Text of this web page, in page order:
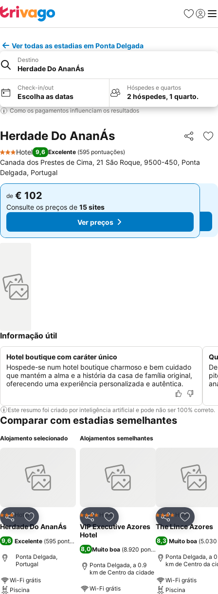
Favoritos
Iniciar
Ver todas as estadias em Ponta Delgada
Destino
Herdade Do AnanÁs
Check-in/out
Escolha as datas
Hóspedes e quartos
2 hóspedes, 1 quarto.
Como os pagamentos influenciam os resultados
Herdade Do AnanÁs Partilhar
3 Estrelas
Hotel 9,6 Excelente (595 pontuações)
Canada dos Prestes de Cima, 21 São Roque, 9500-450, Ponta
Delgada, Portugal
de € 102
Consulte os preços de 15 sites
Ver preços
de € 102
Consulte os preços de 15 sites
Ver preços
Informação útil
Hotel boutique com caráter único
Hospede-se num hotel boutique charmoso e bem cuidado
que mantém a alma e a história da casa de família original,
oferecendo uma experiência personalizada e autêntica.
Este resumo foi criado por inteligência artificial e pode não ser 100% correto.
Comparar com estadias semelhantes
Alojamento selecionado
PartilharAdicionar aos favoritos
3 Estrelas
Hotel
Herdade Do AnanÁs
9,6 Excelente (595 pontuações
Ponta Delgada,
Portugal
Wi-Fi grátis
Piscina
Alojamentos semelhantes
PartilharAdicionar aos favoritos
4 EstrelasHotel
VIP Executive Azores
Hotel
8,0Muito boa (8.920 pontuações
Ponta Delgada, a 0.9
km de Centro da cidade
Wi-Fi grátis
Partilhar
4 EstrelasHotel
The Lince Azores
8,3 Muito boa (5.030
Ponta Delgada, a
km de Centro da
Wi-Fi grátis
Piscina